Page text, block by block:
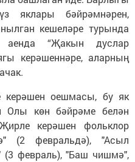
яклары бәйрәмнәрен,
кешеләре турында
аенда “Җакын дуслар
керәшеннәре, аларның
оешмасы, бу як
Олы көн бәйрәме белән
керәшен фольклор
(2 февральдә), "Асыл
февраль), "Баш чишмә",